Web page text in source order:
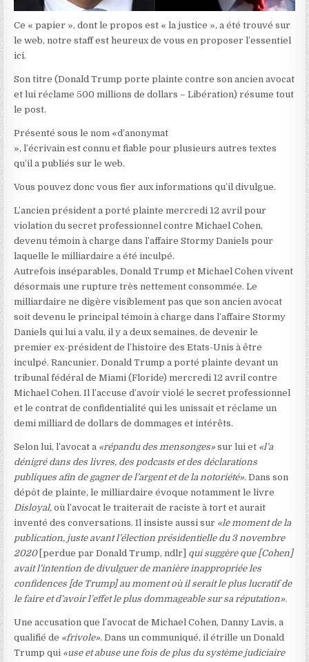
Ce « papier », dont le propos est « la justice », a été trouvé sur
le web, notre staff est heureux de vous en proposer l’essentiel
ici.
Son titre (Donald Trump porte plainte contre son ancien avocat
et lui réclame 500 millions de dollars – Libération) résume tout
le post.
Présenté sous le nom «d’anonymat
», l’écrivain est connu et fiable pour plusieurs autres textes
qu’il a publiés sur le web.
Vous pouvez donc vous fier aux informations qu’il divulgue.
L’ancien président a porté plainte mercredi 12 avril pour
violation du secret professionnel contre Michael Cohen,
devenu témoin à charge dans l’affaire Stormy Daniels pour
laquelle le milliardaire a été inculpé.
Autrefois inséparables, Donald Trump et Michael Cohen vivent
désormais une rupture très nettement consommée. Le
milliardaire ne digère visiblement pas que son ancien avocat
soit devenu le principal témoin à charge dans l’affaire Stormy
Daniels qui lui a valu, il y a deux semaines, de devenir le
premier ex-président de l’histoire des Etats-Unis à être
inculpé. Rancunier, Donald Trump a porté plainte devant un
tribunal fédéral de Miami (Floride) mercredi 12 avril contre
Michael Cohen. Il l’accuse d’avoir violé le secret professionnel
et le contrat de confidentialité qui les unissait et réclame un
demi milliard de dollars de dommages et intérêts.
Selon lui, l’avocat a «répandu des mensonges»sur lui et «l’a
dénigré dans des livres, des podcasts et des déclarations
publiques afin de gagner de l’argent et de la notoriété».Dans son
dépôt de plainte, le milliardaire évoque notamment le livre
Disloyal,où l’avocat le traiterait de raciste à tort et aurait
inventé des conversations. Il insiste aussi sur «le moment de la
publication, juste avant l’élection présidentielle du 3 novembre
2020 [perdue par Donald Trump, ndlr]
qui suggère que [Cohen]
avait l’intention de divulguer de manière inappropriée les
confidences [de Trump] au moment où il serait le plus lucratif de
le faire et d’avoir l’effet le plus dommageable sur sa réputation».
Une accusation que l’avocat de Michael Cohen, Danny Lavis, a
qualifié de «frivole».Dans un communiqué, il étrille un Donald
Trump qui «use et abuse une fois de plus du système judiciaire